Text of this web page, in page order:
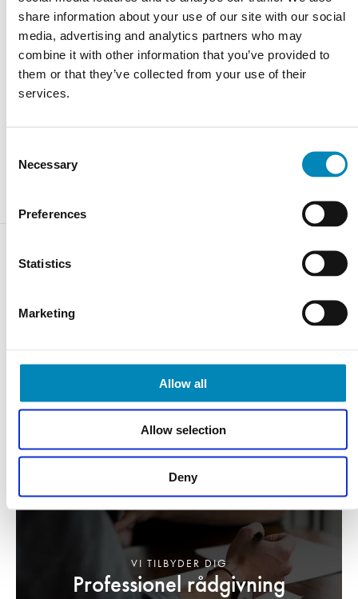
share information about your use of our site with our social
media, advertising and analytics partners who may
combine it with other information that you’ve provided to
them or that they’ve collected from your use of their
services.
Selection
Necessary
Preferences
Statistics
Marketing
Allow all
Allow selection
Deny
Kontoret er åbent alle ugens dage 9-22. Tlf. 9743 0500
RING MIG OP
Professionel rådgivning
VI TILBYDER DIG